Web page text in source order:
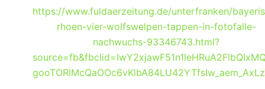
https://www.fuldaerzeitung.de/unterfranken/
rhoen-vier-wolfswelpen-tappen-in-fotofalle-
nachwuchs-93346743.html?